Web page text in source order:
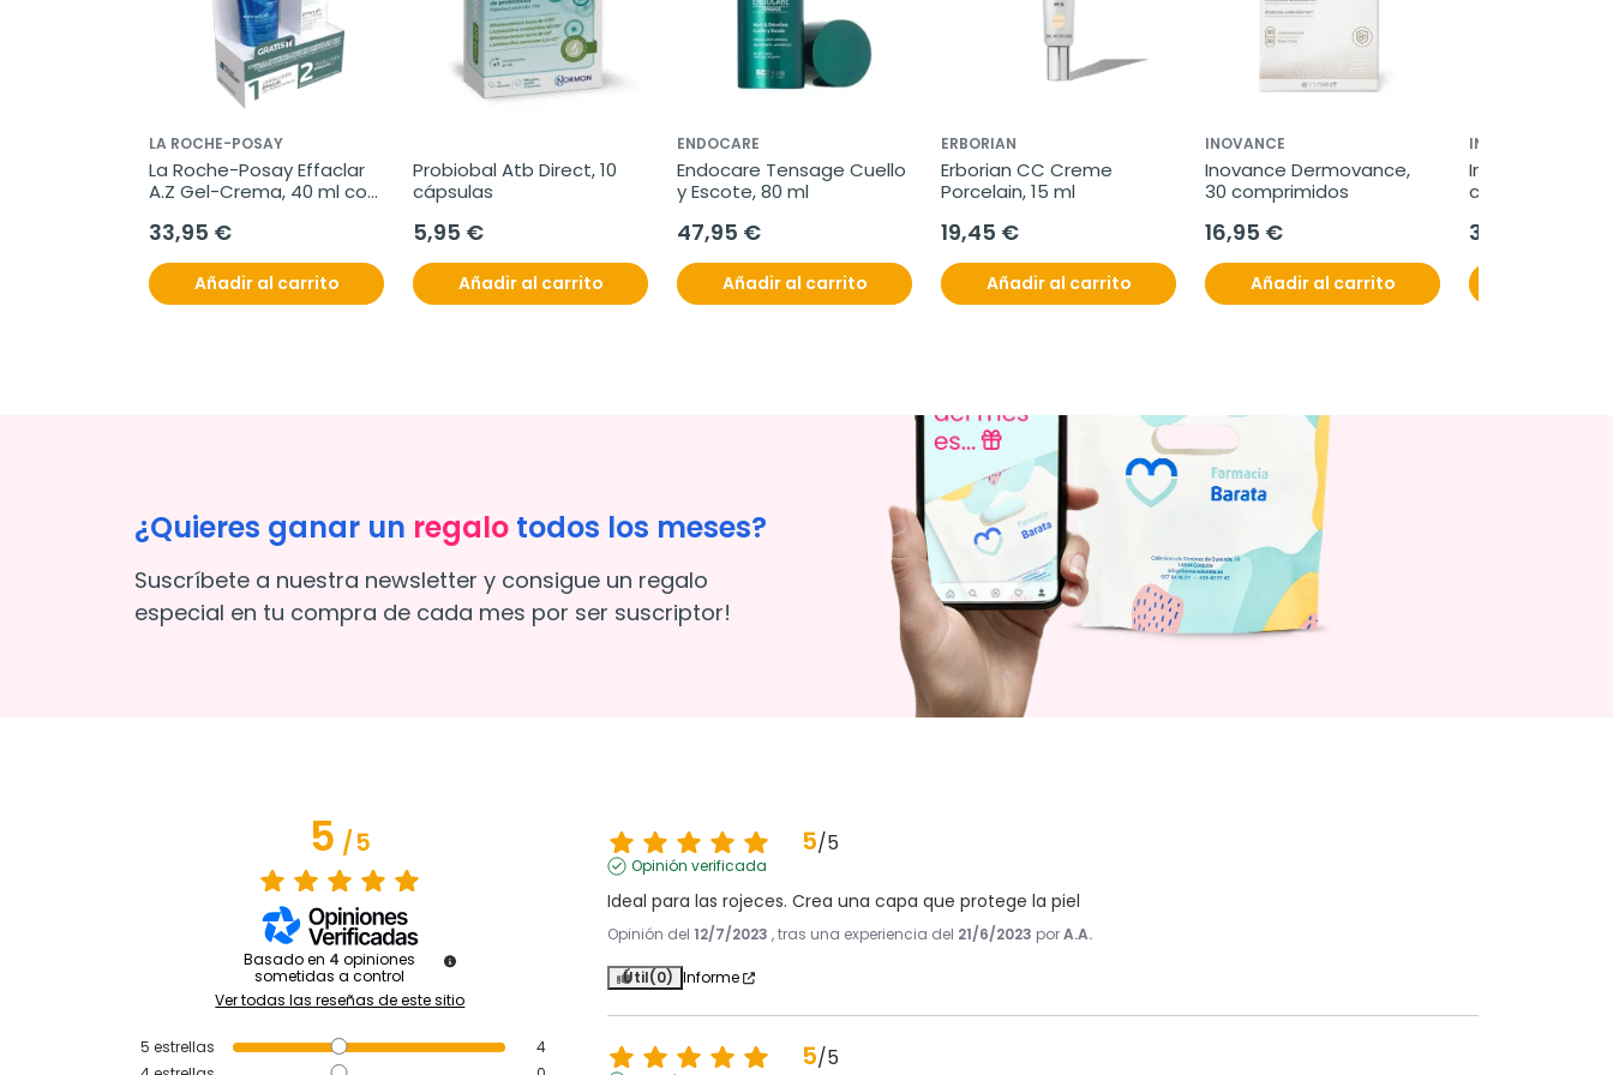
LA ROCHE-POSAY
La Roche-Posay Effaclar
A.Z Gel-Crema, 40 ml con
33,95 €
Añadir al carrito
Probiobal Atb Direct, 10
cápsulas
5,95 €
Añadir al carrito
ENDOCARE
Endocare Tensage Cuello
y Escote, 80 ml
47,95 €
Añadir al carrito
ERBORIAN
Erborian CC Creme
Porcelain, 15 ml
19,45 €
Añadir al carrito
INOVANCE
Inovance Dermovance,
30 comprimidos
16,95 €
Añadir al carrito
INOVANCE
Inovance Lipo F,
comprimidos
35,60 €
¿Quieres ganar un regalo todos los meses?
Suscríbete a nuestra newsletter y consigue un regalo
especial en tu compra de cada mes por ser suscriptor!
5/5
Basado en 4 opiniones
sometidas a control
Ver todas las reseñas de este sitio
5 estrellas
4
5/5
Opinión verificada
Ideal para las rojeces. Crea una capa que protege la piel
Opinión del 12/7/2023 , tras una experiencia del 21/6/2023 porA.A.
Útil(0) Informe
5/5